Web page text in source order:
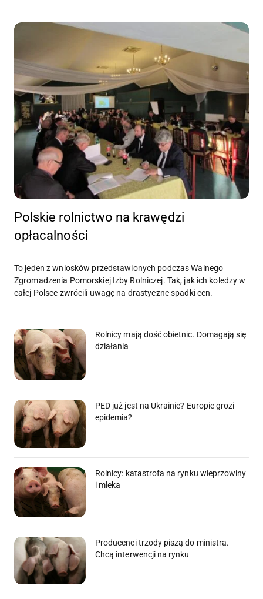
Polskie rolnictwo na krawędzi
opłacalności
To jeden z wniosków przedstawionych podczas Walnego
Zgromadzenia Pomorskiej Izby Rolniczej. Tak, jak ich koledzy w
całej Polsce zwrócili uwagę na drastyczne spadki cen.
Rolnicy mają dość obietnic. Domagają się
działania
PED już jest na Ukrainie? Europie grozi
epidemia?
Rolnicy: katastrofa na rynku wieprzowiny
i mleka
Producenci trzody piszą do ministra.
Chcą interwencji na rynku